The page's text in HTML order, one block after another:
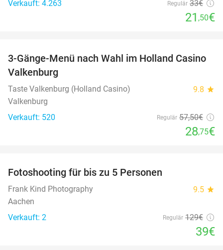
Verkauft: 4.263
Regulär 33€
21 ,50€
50%
3-Gänge-Menü nach Wahl im Holland Casino
Valkenburg
Taste Valkenburg (Holland Casino) 9.8 star
Valkenburg
Verkauft: 520
Regulär 57,50€
28,75€
Fotoshooting für bis zu 5 Personen
Frank Kind Photography 9.5 star
Aachen
Verkauft: 2
Regulär 129€
39€